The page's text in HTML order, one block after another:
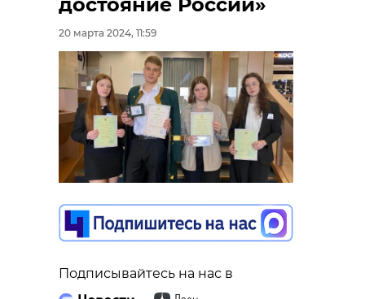
20 марта 2024, 11:59
Подписывайтесь на нас в